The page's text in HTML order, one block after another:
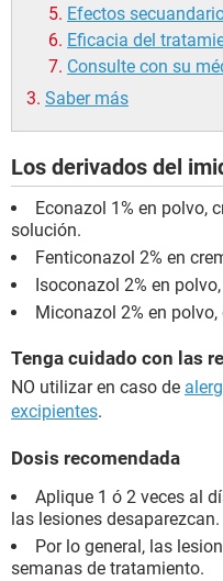
Efectos
Eficacia del
Consulte con su
Saber más
Los derivados del
Econazol 1% en polvo,
solución.
Fenticonazol 2% en
Isoconazol 2% en
Miconazol 2% en
Tenga cuidado con las
NO utilizar en caso de
excipientes.
Dosis recomendada
Aplique 1 ó 2 veces al
las lesiones desaparezcan.
Por lo general, las
semanas de tratamiento.